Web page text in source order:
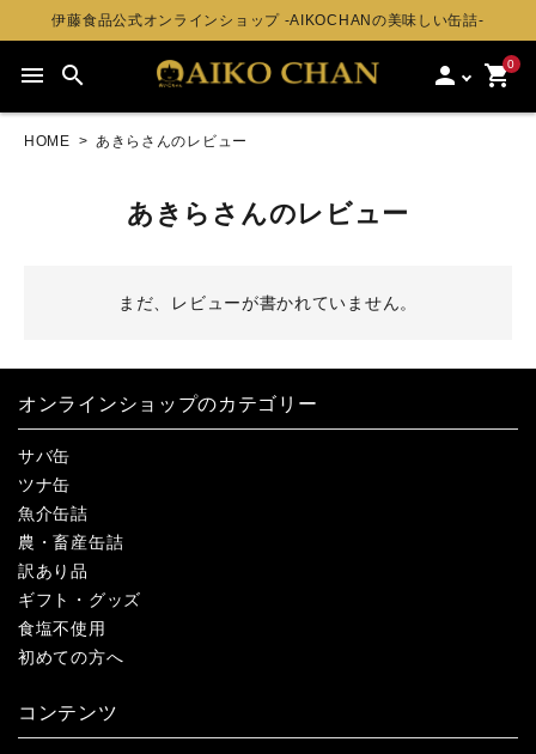
伊藤食品公式オンラインショップ -AIKOCHANの美味しい缶詰-
menu search person 0
shopping_cart
HOME あきらさんのレビュー
あきらさんのレビュー
まだ、レビューが書かれていません。
オンラインショップのカテゴリー
サバ缶
ツナ缶
魚介缶詰
農・畜産缶詰
訳あり品
ギフト・グッズ
食塩不使用
初めての方へ
コンテンツ